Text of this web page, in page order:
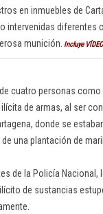
en inmuebles de
intervenidas diferentes
munición. Incluye VÍDEO
cuatro personas
de armas, al ser
donde se
una plantación de
de la Policía
de sustancias